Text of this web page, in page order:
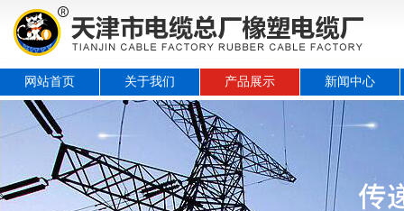
网站首页 关于我们 产品展示 新闻中心